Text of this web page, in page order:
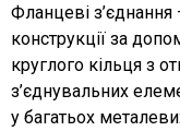
Фланцеві з’єднання
конструкції за
круглого кільця з
з’єднувальних
у багатьох